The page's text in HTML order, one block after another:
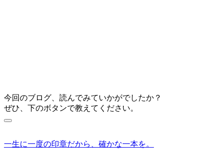
今回のブログ、読んでみていかがでしたか？
ぜひ、下のボタンで教えてください。
一生に一度の印章だから、確かな一本を。